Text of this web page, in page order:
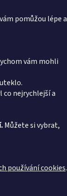
pomůžou lépe a
vám mohli
co nejrychlejší a
Můžete si vybrat,
používání cookies.